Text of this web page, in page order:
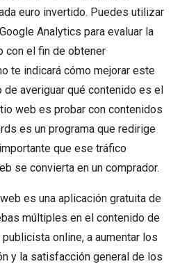
euro invertido. Puedes utilizar
Analytics para evaluar la
con el fin de obtener
te indicará cómo mejorar este
de averiguar qué contenido es el
web es probar con contenidos
es un programa que redirige
que ese tráfico
se convierta en un comprador.
es una aplicación gratuita de
múltiples en el contenido de
online, a aumentar los
y la satisfacción general de los